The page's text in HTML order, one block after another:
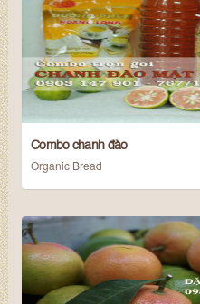
Combo chanh đào
Organic Bread